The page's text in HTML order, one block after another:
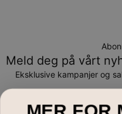
Meld deg på vårt
Eksklusive kampanjer og
E-post*